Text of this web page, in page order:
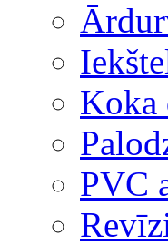
Koka
PVC